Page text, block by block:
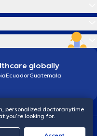
globally
EcuadorGuatemala
Data Protection Policy
personalized doctoranytime
you’re looking for.